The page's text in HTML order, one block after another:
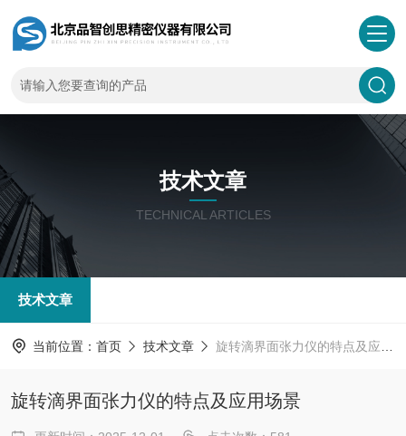
技术文章
TECHNICAL ARTICLES
技术文章
当前位置： 首页 技术文章 旋转滴界面张力仪的特点及应用场景
旋转滴界面张力仪的特点及应用场景